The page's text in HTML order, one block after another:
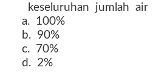
keseluruhan jumlah air
a. 100%
b. 90%
c. 70%
d. 2%